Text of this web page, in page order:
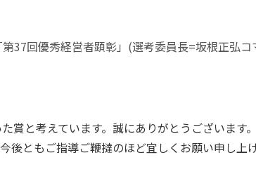
37回優秀経営者顕彰」(選考委員長=坂根正弘
と考えています。誠にありがとうございます
ともご指導ご鞭撻のほど宜しくお願い申し上げ